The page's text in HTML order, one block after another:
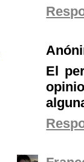
El